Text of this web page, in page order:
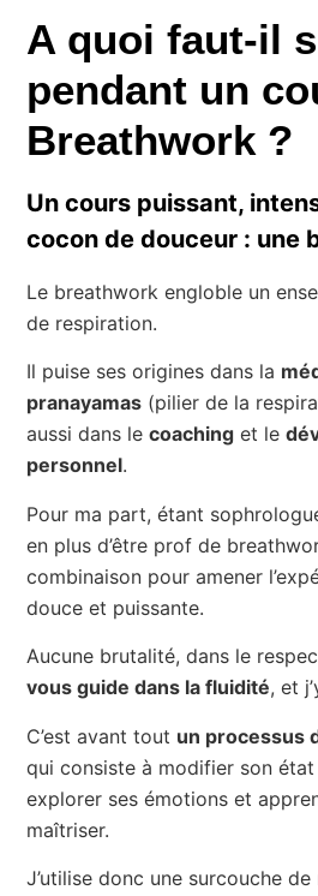
A quoi faut-il
pendant un
Breathwork ?
Un cours puissant,
cocon de douceur : une
Le breathwork engloble un
de respiration.
Il puise ses origines dans la
pranayamas (pilier de la
aussi dans lecoaching et le
personnel.
Pour ma part, étant
en plus d’être prof de
combinaison pour amener
douce et puissante.
Aucune brutalité, dans le
vous guide dans la fluidité, et
C’est avant tout un processus
qui consiste à modifier son
explorer ses émotions et
maîtriser.
J’utilise donc une surcouche